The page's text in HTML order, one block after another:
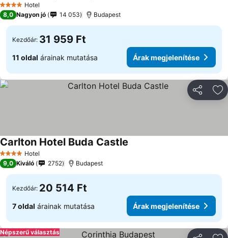
4 KategóriaHotel
8,0 Nagyon jó 14 053 Budapest
Kezdőár: 31 959 Ft
11 oldal árainak mutatása Árak megjelenítése
4 KategóriaHotel
Carlton Hotel Buda Castle
9,0 Kiváló 2752 Budapest
Kezdőár: 20 514 Ft
7 oldal árainak mutatása Árak megjelenítése
Népszerű választás